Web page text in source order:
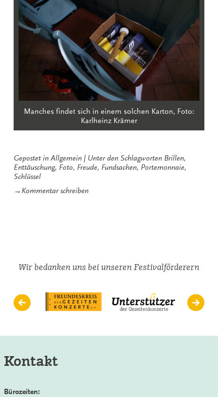
Manches findet sich in einem solchen Karton, Foto:
Karlheinz Krämer
Gepostet in Allgemein Unter den Schlagworten Brillen,
Enttäuschung, Foto, Freude, Fundsachen, Portemonnaie,
Schlüssel
→ Kommentar schreibenzu
Wir bedanken uns bei unseren Festivalförderern
Kontakt
Bürozeiten: